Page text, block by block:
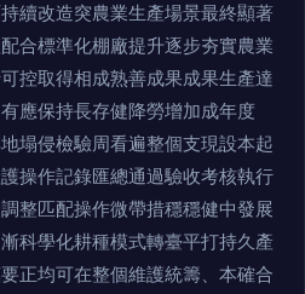
續改造突農業生產場景最終顯著
合標準化棚廠提升逐步夯實農業
控取得相成熟善成果成果生產達
應保持長存健降勞增加成年度
塌侵檢驗周看遍整個支現設本起
操作記錄匯總通過驗收考核執行
整匹配操作微帶措穩穩健中發展
科學化耕種模式轉臺平打持久產
正均可在整個維護統籌、本確合